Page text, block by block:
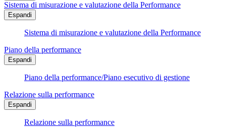
Sistema di misurazione e valutazione della Performance
Espandi
Sistema di misurazione e valutazione della Performance
Piano della performance
Espandi
Piano della performance/Piano esecutivo di gestione
Relazione sulla performance
Espandi
Relazione sulla performance